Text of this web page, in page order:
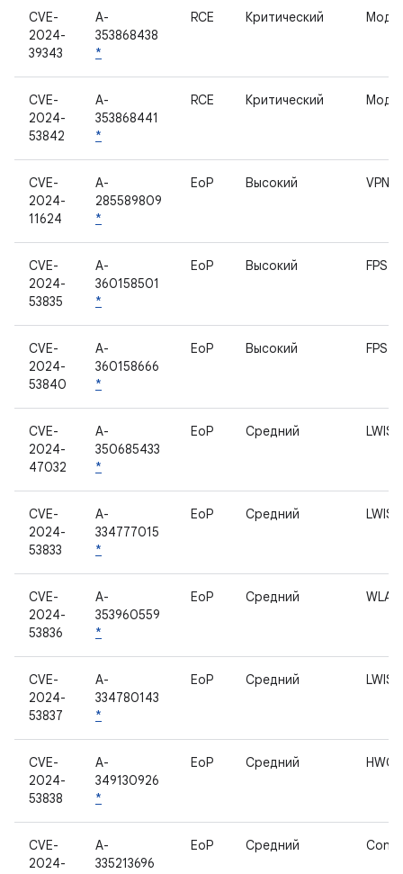
CVE-
2024-
39343
A-
353868438
*
RCE Критический
CVE-
2024-
53842
A-
353868441
*
RCE Критический
CVE-
2024-
11624
A-
285589809
*
EoP Высокий VPN
CVE-
2024-
53835
A-
360158501
*
EoP Высокий FPS
CVE-
2024-
53840
A-
360158666
*
EoP Высокий FPS
CVE-
2024-
47032
A-
350685433
*
EoP Средний LWIS
CVE-
2024-
53833
A-
334777015
*
EoP Средний LWIS
CVE-
2024-
53836
A-
353960559
*
EoP Средний WLAN
CVE-
2024-
53837
A-
334780143
*
EoP Средний LWIS
CVE-
2024-
53838
A-
349130926
*
EoP Средний HWC
CVE-
2024-
A-
335213696
EoP Средний